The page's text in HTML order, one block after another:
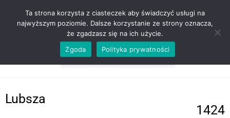
ZADZWOŃ TEL. 600 352 938
Lubsza
1424
Ta strona korzysta z ciasteczek aby świadczyć usługi na
najwyższym poziomie. Dalsze korzystanie ze strony oznacza,
że zgadzasz się na ich użycie.
Zgoda
Polityka prywatności